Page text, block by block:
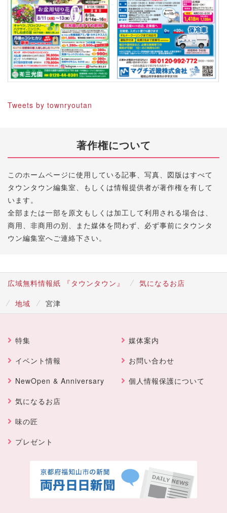
Tweets by townryoutan
著作権について
このホームページに使用している記事、写真、図版はすべて
タウンタウン編集室、もしくは情報提供者が著作権を有して
います。
全部または一部を原文もしくは加工して利用される場合は、
商用、非商用の別、また媒体を問わず、必ず事前にタウンタ
ウン編集室へご連絡下さい。
広域無料情報紙 『タウンタウン』
気になるお店
地域
宮津
特集
イベント情報
NewOpen & Anniversary
気になるお店
味の匠
プレゼント
媒体案内
お問い合わせ
個人情報保護について